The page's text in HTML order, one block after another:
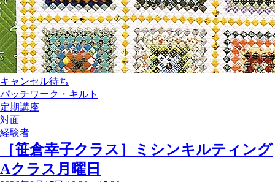
キャンセル待ち
パッチワーク・キルト
定期講座
対面
経験者
［笹倉幸子クラス］ミシンキルティング
Aクラス月曜日